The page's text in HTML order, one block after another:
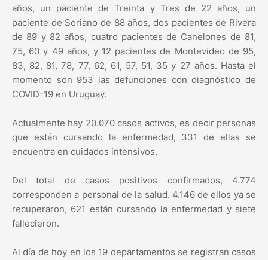
años, un paciente de Treinta y Tres de 22 años, un
paciente de Soriano de 88 años, dos pacientes de Rivera
de 89 y 82 años, cuatro pacientes de Canelones de 81,
75, 60 y 49 años, y 12 pacientes de Montevideo de 95,
83, 82, 81, 78, 77, 62, 61, 57, 51, 35 y 27 años. Hasta el
momento son 953 las defunciones con diagnóstico de
COVID-19 en Uruguay.
Actualmente hay 20.070 casos activos, es decir personas
que están cursando la enfermedad, 331 de ellas se
encuentra en cuidados intensivos.
Del total de casos positivos confirmados, 4.774
corresponden a personal de la salud. 4.146 de ellos ya se
recuperaron, 621 están cursando la enfermedad y siete
fallecieron.
Al día de hoy en los 19 departamentos se registran casos